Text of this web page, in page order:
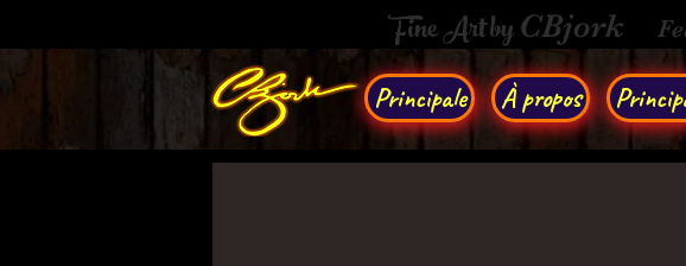
Fine Art byCBjork
Principale À propos